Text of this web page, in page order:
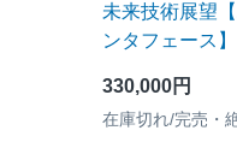
未来技術展望
ンタフェース】
330,000円
在庫切れ/完売・